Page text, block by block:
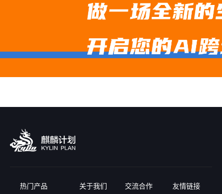
热门产品 关于我们 交流合作 友情链接